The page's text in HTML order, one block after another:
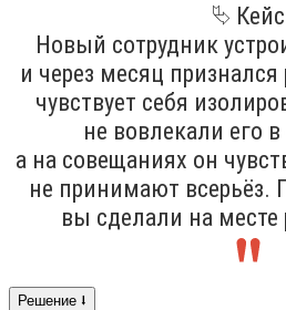
⮱ Кейс
Новый сотрудник
и через месяц
чувствует себя
не вовлекали его
а на совещаниях он
не принимают всерьёз.
вы сделали на месте
Решение ⭣